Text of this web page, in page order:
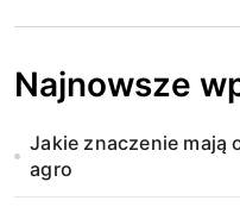
Najnowsze
Jakie znaczenie mają
agro